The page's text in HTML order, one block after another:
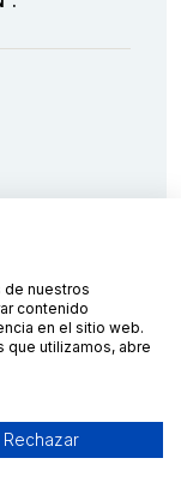
de nuestros
contenido
en el sitio web.
que utilizamos, abre
Rechazar